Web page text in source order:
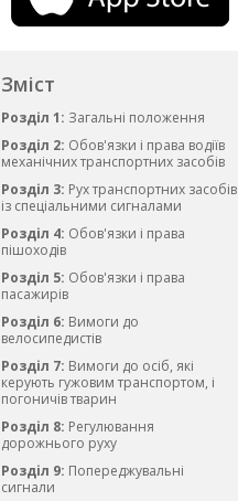
Зміст
Розділ 1: Загальні положення
Розділ 2: Обов'язки і права водіїв
механічних транспортних засобів
Розділ 3: Рух транспортних засобів
із спеціальними сигналами
Розділ 4: Обов'язки і права
пішоходів
Розділ 5: Обов'язки і права
пасажирів
Розділ 6: Вимоги до
велосипедистів
Розділ 7: Вимоги до осіб, які
керують гужовим транспортом, і
погоничів тварин
Розділ 8: Регулювання
дорожнього руху
Розділ 9: Попереджувальні
сигнали